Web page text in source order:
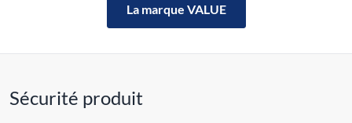
La marque VALUE
Sécurité produit